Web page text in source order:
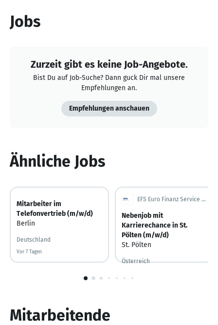
Jobs
Zurzeit gibt es keine Job-Angebote.
Bist Du auf Job-Suche? Dann guck Dir mal unsere
Empfehlungen an.
Empfehlungen anschauen
Ähnliche Jobs
Mitarbeiter im
Telefonvertrieb (m/w/d)
Berlin
Deutschland
Vor 7 Tagen
Vor 7 Tagen veröffentlicht
EFS Euro Finanz Service Vermittlungs AG
Nebenjob mit
Karrierechance in St.
Pölten (m/w/d)
St. Pölten
Österreich
1
Mitarbeitende